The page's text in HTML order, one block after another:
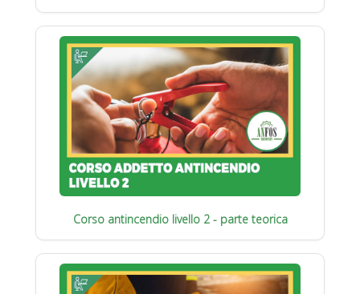
Corso antincendio livello 2 - parte teorica